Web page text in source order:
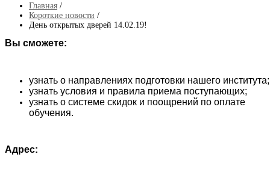
Главная /
Короткие новости /
День открытых дверей 14.02.19!
Вы сможете:
узнать о направлениях подготовки нашего института;
узнать условия и правила приема поступающих;
узнать о системе скидок и поощрений по оплате
обучения.
Адрес: